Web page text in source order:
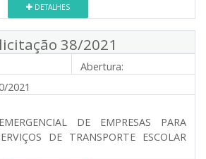
DETALHES
38/2021
Abertura:
2021
DE EMPRESAS PARA
DE TRANSPORTE ESCOLAR